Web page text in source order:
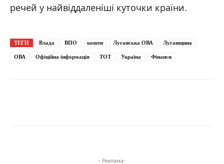
речей у найвіддаленіші куточки країни.
ТЕГИ Влада ВПО кошти Луганська ОВА Луганщина
ОВА Офіційна інформація ТОТ Україна Фінанси
- Реклама-